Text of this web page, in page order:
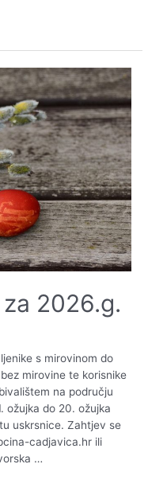
2026.g.
s mirovinom do
mirovine te korisnike
na području
ožujka do 20. ožujka
uskrsnice. Zahtjev se
cadjavica.hr ili
…